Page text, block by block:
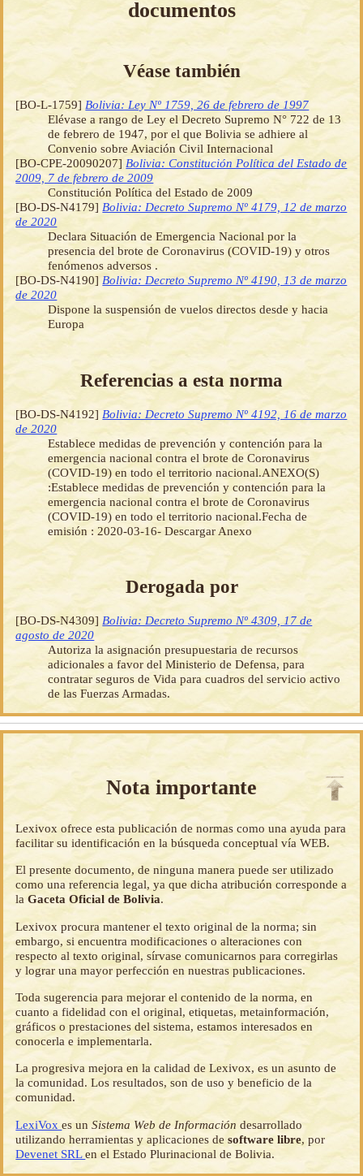
documentos
Véase también
[BO-L-1759]Bolivia: Ley Nº 1759, 26 de febrero de 1997
Elévase a rango de Ley el Decreto Supremo N° 722 de 13
de febrero de 1947, por el que Bolivia se adhiere al
Convenio sobre Aviación Civil Internacional
[BO-CPE-20090207]Bolivia: Constitución Política del Estado de
2009, 7 de febrero de 2009
Constitución Política del Estado de 2009
[BO-DS-N4179]Bolivia: Decreto Supremo Nº 4179, 12 de marzo
de 2020
Declara Situación de Emergencia Nacional por la
presencia del brote de Coronavirus (COVID-19) y otros
fenómenos adversos .
[BO-DS-N4190]Bolivia: Decreto Supremo Nº 4190, 13 de marzo
de 2020
Dispone la suspensión de vuelos directos desde y hacia
Europa
Referencias a esta norma
[BO-DS-N4192] Bolivia: Decreto Supremo Nº 4192, 16 de marzo
de 2020
Establece medidas de prevención y contención para la
emergencia nacional contra el brote de Coronavirus
(COVID-19) en todo el territorio nacional.ANEXO(S)
:Establece medidas de prevención y contención para la
emergencia nacional contra el brote de Coronavirus
(COVID-19) en todo el territorio nacional.Fecha de
emisión : 2020-03-16- Descargar Anexo
Derogada por
[BO-DS-N4309] Bolivia: Decreto Supremo Nº 4309, 17 de
agosto de 2020
Autoriza la asignación presupuestaria de recursos
adicionales a favor del Ministerio de Defensa, para
contratar seguros de Vida para cuadros del servicio activo
de las Fuerzas Armadas.
Nota importante
Lexivox ofrece esta publicación de normas como una ayuda para
facilitar su identificación en la búsqueda conceptual vía WEB.
El presente documento, de ninguna manera puede ser utilizado
como una referencia legal, ya que dicha atribución corresponde a
laGaceta Oficial de Bolivia.
Lexivox procura mantener el texto original de la norma; sin
embargo, si encuentra modificaciones o alteraciones con
respecto al texto original, sírvase comunicarnos para corregirlas
y lograr una mayor perfección en nuestras publicaciones.
Toda sugerencia para mejorar el contenido de la norma, en
cuanto a fidelidad con el original, etiquetas, metainformación,
gráficos o prestaciones del sistema, estamos interesados en
conocerla e implementarla.
La progresiva mejora en la calidad de Lexivox, es un asunto de
la comunidad. Los resultados, son de uso y beneficio de la
comunidad.
LexiVoxes unSistema Web de Información desarrollado
utilizando herramientas y aplicaciones desoftware libre, por
Devenet SRLen el Estado Plurinacional de Bolivia.